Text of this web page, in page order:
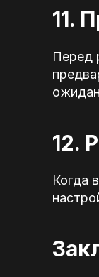
11.
Перед
12.
Когда